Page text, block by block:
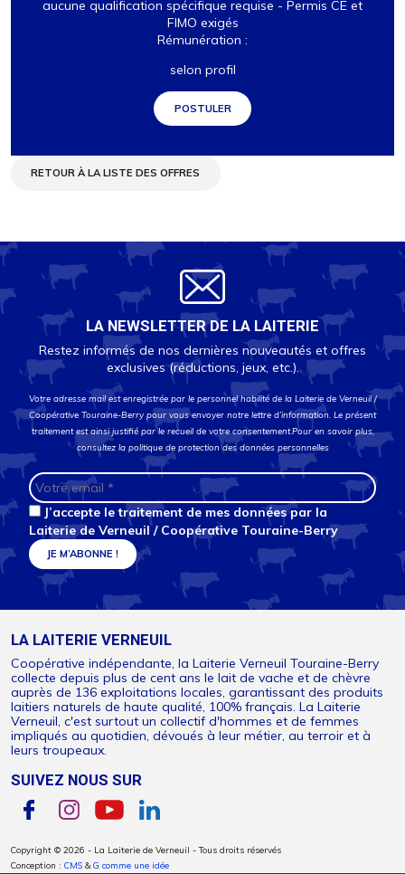
aucune qualification spécifique requise - Permis CE et
FIMO exigés
Rémunération :
selon profil
POSTULER
RETOUR À LA LISTE DES OFFRES
LA NEWSLETTER DE LA LAITERIE
Restez informés de nos dernières nouveautés et offres
exclusives (réductions, jeux, etc.).
Votre adresse mail est enregistrée par le personnel habilité de la Laiterie de Verneuil /
Coopérative Touraine-Berry pour vous envoyer notre lettre d’information. Le présent
traitement est ainsi justifié par le recueil de votre consentement.Pour en savoir plus,
consultez la politique de protection des données personnelles
J’accepte le traitement de mes données par la
Laiterie de Verneuil / Coopérative Touraine-Berry
LA LAITERIE VERNEUIL
Coopérative indépendante, la Laiterie Verneuil Touraine-Berry
collecte depuis plus de cent ans le lait de vache et de chèvre
auprès de 136 exploitations locales, garantissant des produits
laitiers naturels de haute qualité, 100% français. La Laiterie
Verneuil, c'est surtout un collectif d'hommes et de femmes
impliqués au quotidien, dévoués à leur métier, au terroir et à
leurs troupeaux.
SUIVEZ NOUS SUR
Copyright © 2026 - La Laiterie de Verneuil - Tous droits réservés
Conception : CMS & G comme une idée